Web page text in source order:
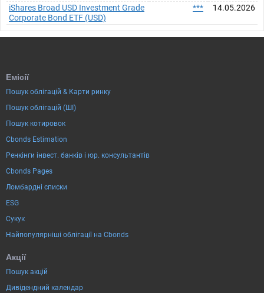
iShares Broad USD Investment Grade
Corporate Bond ETF (USD)
*** 14.05.2026
Емісії
Пошук облігацій & Карти ринку
Пошук облігацій (ШІ)
Пошук котировок
Cbonds Estimation
Ренкінги інвест. банків і юр. консультантів
Cbonds Pages
Ломбардні списки
ESG
Сукук
Найпопулярніші облігації на Cbonds
Акції
Пошук акцій
Дивідендний календар